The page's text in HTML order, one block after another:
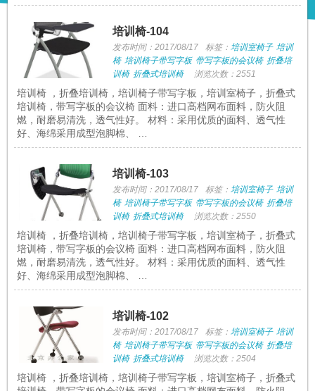
培训椅-104
发布时间：2017/08/17 标签： 培训室椅子 培训
椅 培训椅子带写字板 带写字板的会议椅 折叠培
训椅 折叠式培训椅 浏览次数：2551
培训椅 ，折叠培训椅，培训椅子带写字板，培训室椅子，折叠式
培训椅，带写字板的会议椅 面料：进口高档网布面料，防火阻
燃，耐磨易清洗，透气性好。 材料：采用优质的面料、透气性
好、海绵采用成型泡脚棉、 …
培训椅-103
发布时间：2017/08/17 标签： 培训室椅子 培训
椅 培训椅子带写字板 带写字板的会议椅 折叠培
训椅 折叠式培训椅 浏览次数：2550
培训椅 ，折叠培训椅，培训椅子带写字板，培训室椅子，折叠式
培训椅，带写字板的会议椅 面料：进口高档网布面料，防火阻
燃，耐磨易清洗，透气性好。 材料：采用优质的面料、透气性
好、海绵采用成型泡脚棉、 …
培训椅-102
发布时间：2017/08/17 标签： 培训室椅子 培训
椅 培训椅子带写字板 带写字板的会议椅 折叠培
训椅 折叠式培训椅 浏览次数：2504
培训椅 ，折叠培训椅，培训椅子带写字板，培训室椅子，折叠式